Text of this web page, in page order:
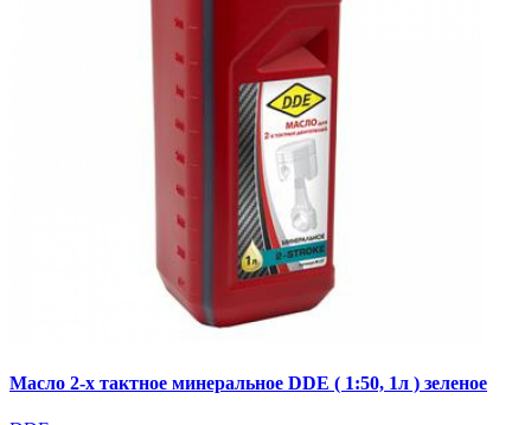
Масло 2-х тактное минеральное DDE ( 1:50, 1л ) зеленое